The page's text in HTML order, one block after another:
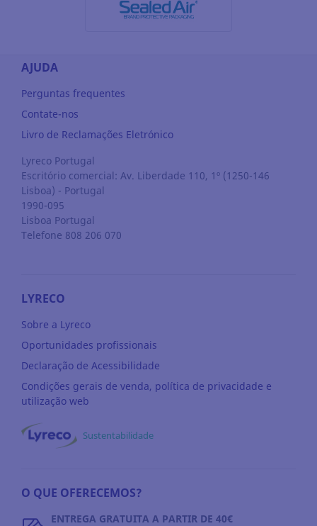
AJUDA
Perguntas frequentes
Contate-nos
Livro de Reclamações Eletrónico
Lyreco Portugal
Escritório comercial: Av. Liberdade 110, 1º (1250-146
Lisboa) - Portugal
1990-095
Lisboa Portugal
Telefone 808 206 070
LYRECO
Sobre a Lyreco
Oportunidades profissionais
Declaração de Acessibilidade
Condições gerais de venda, política de privacidade e
utilização web
Sustentabilidade
O QUE OFERECEMOS?
ENTREGA GRATUITA A PARTIR DE 40€